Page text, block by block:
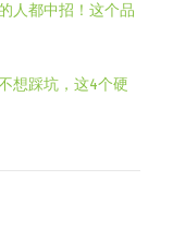
人都中招！这个品
想踩坑，这4个硬